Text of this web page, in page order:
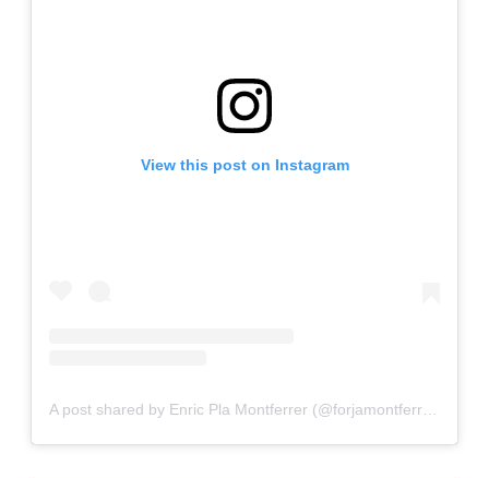
View this post on Instagram
A post shared by Enric Pla Montferrer (@forjamontferrer)